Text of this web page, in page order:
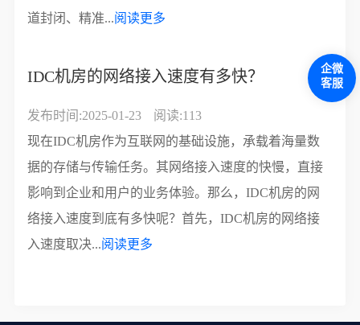
道封闭、精准...阅读更多
IDC机房的网络接入速度有多快？
发布时间:2025-01-23
阅读:113
现在IDC机房作为互联网的基础设施，承载着海量数
据的存储与传输任务。其网络接入速度的快慢，直接
影响到企业和用户的业务体验。那么，IDC机房的网
络接入速度到底有多快呢？首先，IDC机房的网络接
入速度取决...阅读更多
企微
客服